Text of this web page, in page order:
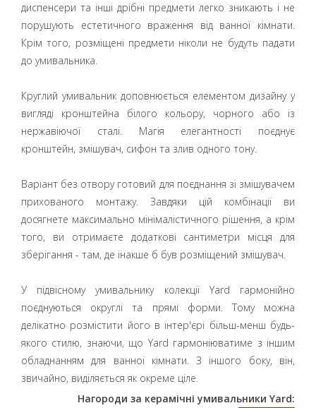
диспенсери та інші дрібні предмети легко зникають і не
порушують естетичного враження від ванної кімнати.
Крім того, розміщені предмети ніколи не будуть падати
до умивальника.
Круглий умивальник доповнюється елементом дизайну у
вигляді кронштейна білого кольору, чорного або із
нержавіючої сталі. Магія елегантності поєднує
кронштейн, змішувач, сифон та злив одного тону.
Варіант без отвору готовий для поєднання зі змішувачем
прихованого монтажу. Завдяки цій комбінації ви
досягнете максимально мінімалістичного рішення, а крім
того, ви отримаєте додаткові сантиметри місця для
зберігання - там, де інакше б був розміщений змішувач.
У підвісному умивальнику колекції Yard гармонійно
поєднуються округлі та прямі форми. Тому можна
делікатно розмістити його в інтер'єрі більш-менш будь-
якого стилю, знаючи, що Yard гармоніюватиме з іншим
обладнанням для ванної кімнати. З іншого боку, він,
звичайно, виділяється як окреме ціле.
Нагороди за керамічні умивальники Yard: